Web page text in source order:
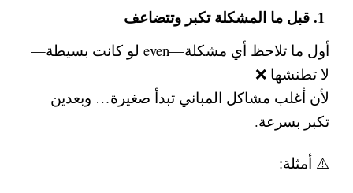
أول ما تلاحظ أي مشكلة—even لو كانت بسيطة—
لا تطنشها ❌
لأن أغلب مشاكل المباني تبدأ صغيرة… وبعدين
تكبر بسرعة.
⚠️ أمثلة: